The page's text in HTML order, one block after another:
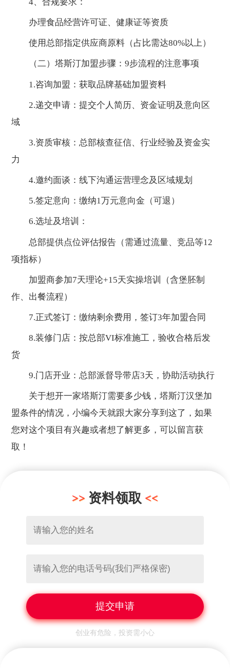
办理食品经营许可证、健康证等资质
使用总部指定供应商原料（占比需达80%以上）
（二）塔斯汀加盟步骤：9步流程的注意事项
1.咨询加盟：获取品牌基础加盟资料
2.递交申请：提交个人简历、资金证明及意向区
域
3.资质审核：总部核查征信、行业经验及资金实
力
4.邀约面谈：线下沟通运营理念及区域规划
5.签定意向：缴纳1万元意向金（可退）
6.选址及培训：
总部提供点位评估报告（需通过流量、竞品等12
项指标）
加盟商参加7天理论+15天实操培训（含堡胚制
作、出餐流程）
7.正式签订：缴纳剩余费用，签订3年加盟合同
8.装修门店：按总部VI标准施工，验收合格后发
货
9.门店开业：总部派督导带店3天，协助活动执行
关于想开一家塔斯汀需要多少钱，塔斯汀汉堡加
盟条件的情况，小编今天就跟大家分享到这了，如果
您对这个项目有兴趣或者想了解更多，可以留言获
取！
资料领取
创业有危险，投资需小心